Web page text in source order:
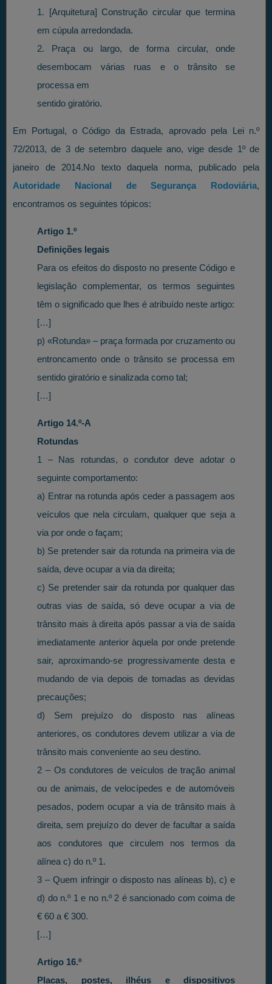
1. [Arquitetura] Construção circular que termina
em cúpula arredondada.
2. Praça ou largo, de forma circular, onde
desembocam várias ruas e o trânsito se
processa em
sentido giratório.
Em Portugal, o Código da Estrada, aprovado pela Lei n.º
72/2013, de 3 de setembro daquele ano, vige desde 1º de
janeiro de 2014.No texto daquela norma, publicado pela
Autoridade Nacional de Segurança Rodoviária,
encontramos os seguintes tópicos:
Artigo 1.º
Definições legais
Para os efeitos do disposto no presente Código e
legislação complementar, os termos seguintes
têm o significado que lhes é atribuído neste artigo:
[…]
p) «Rotunda» – praça formada por cruzamento ou
entroncamento onde o trânsito se processa em
sentido giratório e sinalizada como tal;
[…]
Artigo 14.º-A
Rotundas
1 – Nas rotundas, o condutor deve adotar o
seguinte comportamento:
a) Entrar na rotunda após ceder a passagem aos
veículos que nela circulam, qualquer que seja a
via por onde o façam;
b) Se pretender sair da rotunda na primeira via de
saída, deve ocupar a via da direita;
c) Se pretender sair da rotunda por qualquer das
outras vias de saída, só deve ocupar a via de
trânsito mais à direita após passar a via de saída
imediatamente anterior àquela por onde pretende
sair, aproximando-se progressivamente desta e
mudando de via depois de tomadas as devidas
precauções;
d) Sem prejuízo do disposto nas alíneas
anteriores, os condutores devem utilizar a via de
trânsito mais conveniente ao seu destino.
2 – Os condutores de veículos de tração animal
ou de animais, de velocípedes e de automóveis
pesados, podem ocupar a via de trânsito mais à
direita, sem prejuízo do dever de facultar a saída
aos condutores que circulem nos termos da
alínea c) do n.º 1.
3 – Quem infringir o disposto nas alíneas b), c) e
d) do n.º 1 e no n.º 2 é sancionado com coima de
€ 60 a € 300.
[…]
Artigo 16.º
Placas, postes, ilhéus e dispositivos